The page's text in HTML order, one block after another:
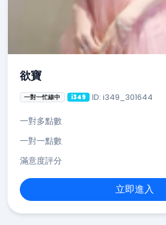
欲寶
一對一忙線中 i349 ID: i349_301644
一對多點數
一對一點數
滿意度評分
立即進入